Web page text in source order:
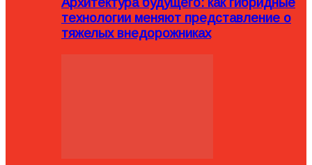
технологии меняют представление о
тяжелых внедорожниках